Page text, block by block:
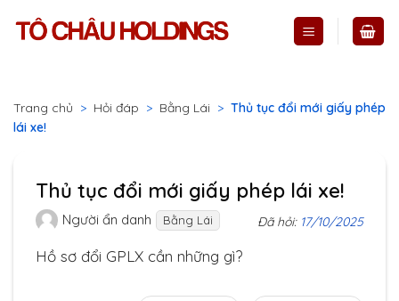
Trang chủ > Hỏi đáp > Bằng Lái > Thủ tục đổi mới giấy phép
lái xe!
Thủ tục đổi mới giấy phép lái xe!
Người ẩn danh Bằng Lái Đã hỏi: 17/10/2025
Hồ sơ đổi GPLX cần những gì?